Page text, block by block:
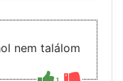
nem találom